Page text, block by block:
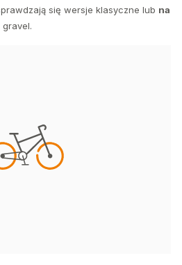
się wersje klasyczne lub na
gravel.